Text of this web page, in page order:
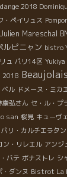
2018
・ペイリュス
Julien Mareschal
ルピニャン bistro
ュ パリ14区
2018 Beaujolais
ベル ドメーヌ・ミカ
康弘さん セ・ル・プ
san 桜見 キューヴ
パリ・カルチエラタン
ン・リレエル アンジ
バテ ボナストレ シ
・ダンヌ Bistrot La